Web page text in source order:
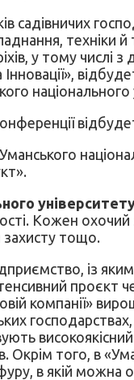
садівничих
техніки
у тому
Кожен
захисту тощо.
із
компанії»
Окрім того, в
в якій можна